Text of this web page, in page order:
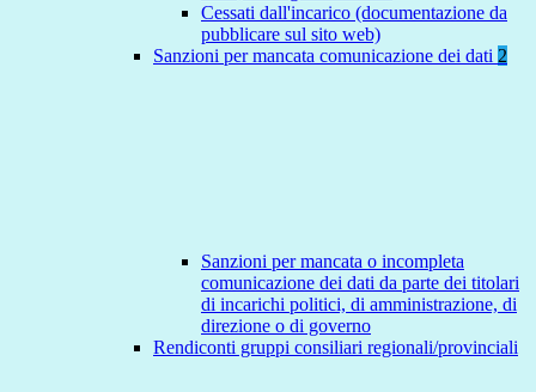
Cessati dall'incarico (documentazione da
pubblicare sul sito web)
Sanzioni per mancata comunicazione dei dati 2
Sanzioni per mancata o incompleta
comunicazione dei dati da parte dei titolari
di incarichi politici, di amministrazione, di
direzione o di governo
Rendiconti gruppi consiliari regionali/provinciali